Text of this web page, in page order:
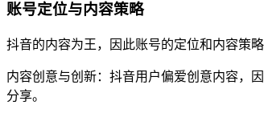
账号定位与内容策略
抖音的内容为王，因此账号的定位和内容策
内容创意与创新：抖音用户偏爱创意内容，
分享。